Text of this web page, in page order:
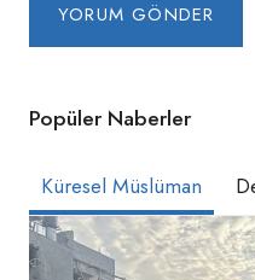
Popüler Naberler
Küresel Müslüman